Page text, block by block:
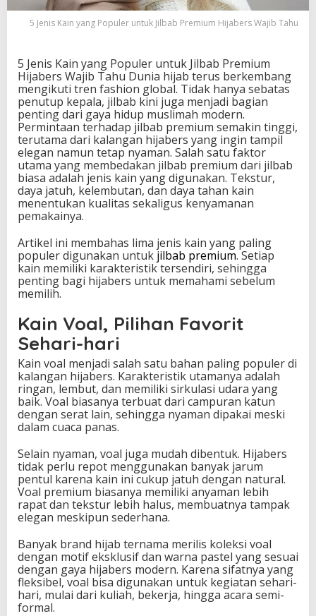
u
n
k
J
i
l
b
a
b
P
r
e
m
i
H
i
j
a
b
W
a
i
b
T
a
h
5 Jenis Kain yang Populer untuk Jilbab Premium Hijabers Wajib Tahu
5 Jenis Kain yang Populer untuk Jilbab Premium
Hijabers Wajib Tahu Dunia hijab terus berkembang
mengikuti tren fashion global. Tidak hanya sebatas
penutup kepala, jilbab kini juga menjadi bagian
penting dari gaya hidup muslimah modern.
Permintaan terhadap jilbab premium semakin tinggi,
terutama dari kalangan hijabers yang ingin tampil
elegan namun tetap nyaman. Salah satu faktor
utama yang membedakan jilbab premium dari jilbab
biasa adalah jenis kain yang digunakan. Tekstur,
daya jatuh, kelembutan, dan daya tahan kain
menentukan kualitas sekaligus kenyamanan
pemakainya.
Artikel ini membahas lima jenis kain yang paling
populer digunakan untuk jilbab premium. Setiap
kain memiliki karakteristik tersendiri, sehingga
penting bagi hijabers untuk memahami sebelum
memilih.
Kain Voal, Pilihan Favorit
Sehari-hari
Kain voal menjadi salah satu bahan paling populer di
kalangan hijabers. Karakteristik utamanya adalah
ringan, lembut, dan memiliki sirkulasi udara yang
baik. Voal biasanya terbuat dari campuran katun
dengan serat lain, sehingga nyaman dipakai meski
dalam cuaca panas.
Selain nyaman, voal juga mudah dibentuk. Hijabers
tidak perlu repot menggunakan banyak jarum
pentul karena kain ini cukup jatuh dengan natural.
Voal premium biasanya memiliki anyaman lebih
rapat dan tekstur lebih halus, membuatnya tampak
elegan meskipun sederhana.
Banyak brand hijab ternama merilis koleksi voal
dengan motif eksklusif dan warna pastel yang sesuai
dengan gaya hijabers modern. Karena sifatnya yang
fleksibel, voal bisa digunakan untuk kegiatan sehari-
hari, mulai dari kuliah, bekerja, hingga acara semi-
formal.